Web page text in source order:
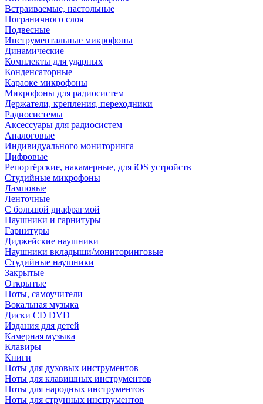
Встраиваемые, настольные
Пограничного слоя
Подвесные
Инструментальные микрофоны
Динамические
Комплекты для ударных
Конденсаторные
Караоке микрофоны
Микрофоны для радиосистем
Держатели, крепления, переходники
Радиосистемы
Аксессуары для радиосистем
Аналоговые
Индивидуального мониторинга
Цифровые
Репортёрские, накамерные, для iOS устройств
Студийные микрофоны
Ламповые
Ленточные
С большой диафрагмой
Наушники и гарнитуры
Гарнитуры
Диджейские наушники
Наушники вкладыши/мониторинговые
Студийные наушники
Закрытые
Открытые
Ноты, самоучители
Вокальная музыка
Диски CD DVD
Издания для детей
Камерная музыка
Клавиры
Книги
Ноты для духовых инструментов
Ноты для клавишных инструментов
Ноты для народных инструментов
Ноты для струнных инструментов